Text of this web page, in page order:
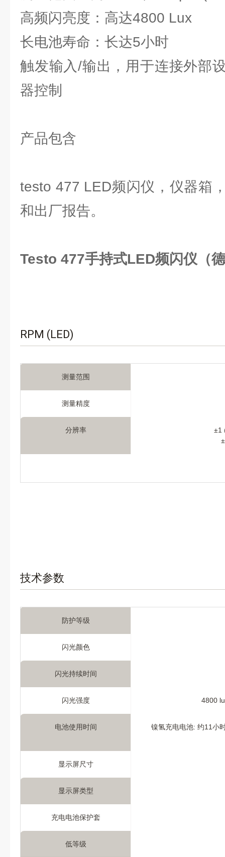
高频闪亮度：高达4800 Lux
长电池寿命：长达5小时
触发输入/输出，用于连接外部
器控制
产品包含
testo 477 LED频闪仪，仪器箱
和出厂报告。
Testo 477手持式LED频闪仪（
RPM (LED)
测量范围
测量精度
分辨率
±1
技术参数
防护等级
闪光颜色
闪光持续时间
闪光强度 4800
电池使用时间 镍氢充电电池: 约11小
显示屏尺寸
显示屏类型
充电电池保护套
低等级